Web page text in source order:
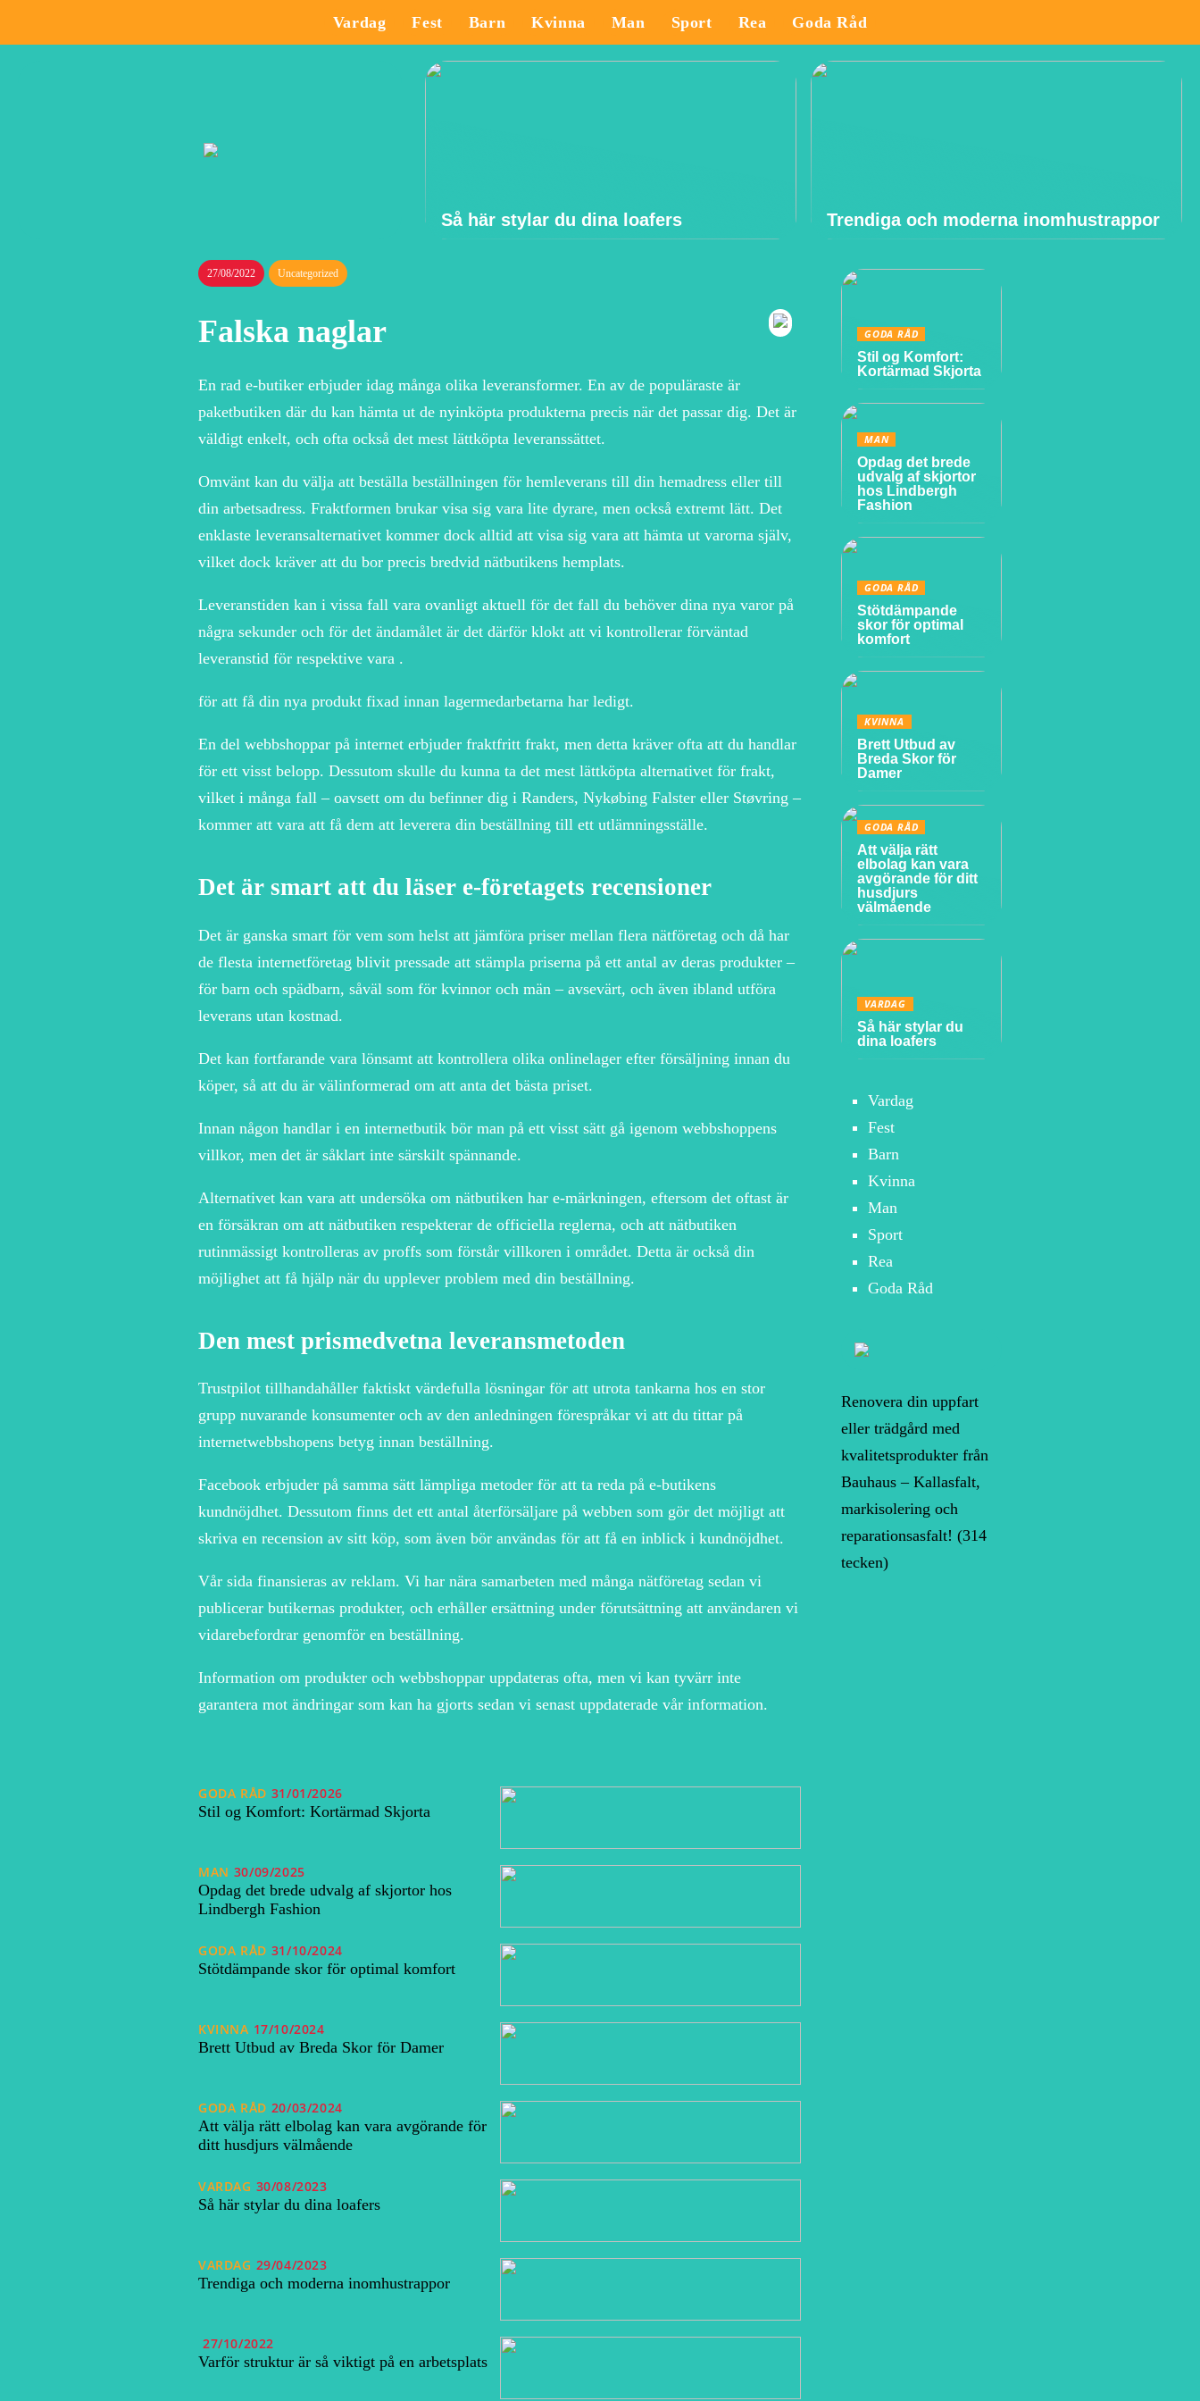
Vardag Fest Barn Kvinna Man Sport Rea Goda Råd
Så här stylar du dina loafers Trendiga och moderna inomhustrappor
27/08/2022 Uncategorized
Falska naglar
En rad e-butiker erbjuder idag många olika leveransformer. En av de populäraste är
paketbutiken där du kan hämta ut de nyinköpta produkterna precis när det passar dig. Det är
väldigt enkelt, och ofta också det mest lättköpta leveranssättet.
Omvänt kan du välja att beställa beställningen för hemleverans till din hemadress eller till
din arbetsadress. Fraktformen brukar visa sig vara lite dyrare, men också extremt lätt. Det
enklaste leveransalternativet kommer dock alltid att visa sig vara att hämta ut varorna själv,
vilket dock kräver att du bor precis bredvid nätbutikens hemplats.
Leveranstiden kan i vissa fall vara ovanligt aktuell för det fall du behöver dina nya varor på
några sekunder och för det ändamålet är det därför klokt att vi kontrollerar förväntad
leveranstid för respektive vara .
för att få din nya produkt fixad innan lagermedarbetarna har ledigt.
En del webbshoppar på internet erbjuder fraktfritt frakt, men detta kräver ofta att du handlar
för ett visst belopp. Dessutom skulle du kunna ta det mest lättköpta alternativet för frakt,
vilket i många fall – oavsett om du befinner dig i Randers, Nykøbing Falster eller Støvring –
kommer att vara att få dem att leverera din beställning till ett utlämningsställe.
Det är smart att du läser e-företagets recensioner
Det är ganska smart för vem som helst att jämföra priser mellan flera nätföretag och då har
de flesta internetföretag blivit pressade att stämpla priserna på ett antal av deras produkter –
för barn och spädbarn, såväl som för kvinnor och män – avsevärt, och även ibland utföra
leverans utan kostnad.
Det kan fortfarande vara lönsamt att kontrollera olika onlinelager efter försäljning innan du
köper, så att du är välinformerad om att anta det bästa priset.
Innan någon handlar i en internetbutik bör man på ett visst sätt gå igenom webbshoppens
villkor, men det är såklart inte särskilt spännande.
Alternativet kan vara att undersöka om nätbutiken har e-märkningen, eftersom det oftast är
en försäkran om att nätbutiken respekterar de officiella reglerna, och att nätbutiken
rutinmässigt kontrolleras av proffs som förstår villkoren i området. Detta är också din
möjlighet att få hjälp när du upplever problem med din beställning.
Den mest prismedvetna leveransmetoden
Trustpilot tillhandahåller faktiskt värdefulla lösningar för att utrota tankarna hos en stor
grupp nuvarande konsumenter och av den anledningen förespråkar vi att du tittar på
internetwebbshopens betyg innan beställning.
Facebook erbjuder på samma sätt lämpliga metoder för att ta reda på e-butikens
kundnöjdhet. Dessutom finns det ett antal återförsäljare på webben som gör det möjligt att
skriva en recension av sitt köp, som även bör användas för att få en inblick i kundnöjdhet.
Vår sida finansieras av reklam. Vi har nära samarbeten med många nätföretag sedan vi
publicerar butikernas produkter, och erhåller ersättning under förutsättning att användaren vi
vidarebefordrar genomför en beställning.
Information om produkter och webbshoppar uppdateras ofta, men vi kan tyvärr inte
garantera mot ändringar som kan ha gjorts sedan vi senast uppdaterade vår information.
GODA RÅD 31/01/2026
Stil og Komfort: Kortärmad Skjorta
MAN 30/09/2025
Opdag det brede udvalg af skjortor hos
Lindbergh Fashion
GODA RÅD 31/10/2024
Stötdämpande skor för optimal komfort
KVINNA 17/10/2024
Brett Utbud av Breda Skor för Damer
GODA RÅD 20/03/2024
Att välja rätt elbolag kan vara avgörande för
ditt husdjurs välmående
VARDAG 30/08/2023
Så här stylar du dina loafers
VARDAG 29/04/2023
Trendiga och moderna inomhustrappor
27/10/2022
Varför struktur är så viktigt på en arbetsplats
GODA RÅD
Stil og Komfort:
Kortärmad Skjorta
MAN
Opdag det brede
udvalg af skjortor
hos Lindbergh
Fashion
GODA RÅD
Stötdämpande
skor för optimal
komfort
KVINNA
Brett Utbud av
Breda Skor för
Damer
GODA RÅD
Att välja rätt
elbolag kan vara
avgörande för ditt
husdjurs
välmående
VARDAG
Så här stylar du
dina loafers
Vardag
Fest
Barn
Kvinna
Man
Sport
Rea
Goda Råd
Renovera din uppfart
eller trädgård med
kvalitetsprodukter från
Bauhaus – Kallasfalt,
markisolering och
reparationsasfalt! (314
tecken)